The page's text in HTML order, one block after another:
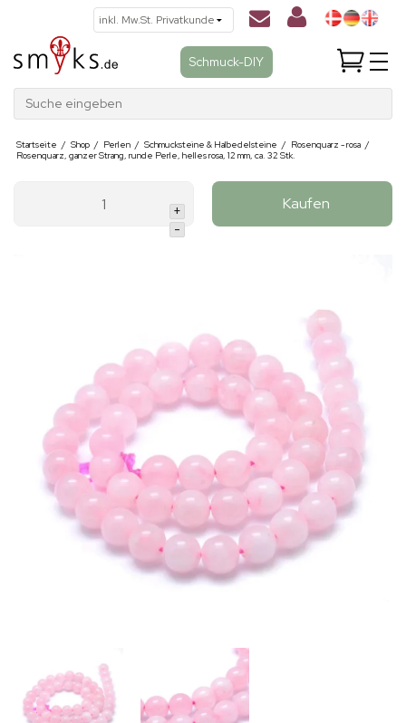
Schmuck-DIY
Suche eingeben
Startseite / Shop / Perlen / Schmucksteine & Halbedelsteine / Rosenquarz - rosa /
Rosenquarz, ganzer Strang, runde Perle, helles rosa, 12 mm, ca. 32 Stk.
+
-
Kaufen